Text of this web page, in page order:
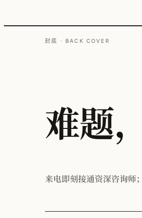
封底 · BACK COVER
难题
来电即刻接通资深咨询师